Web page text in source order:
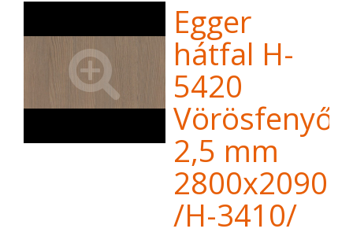
Egger
hátfal H-
5420
Vörösfenyő
2,5 mm
2800x2090
/H-3410/